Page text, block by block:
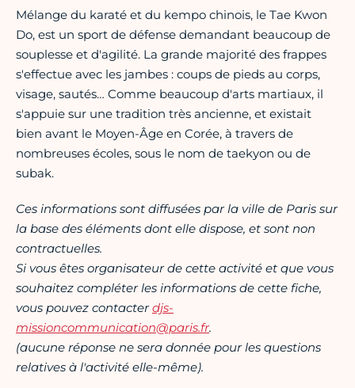
Mélange du karaté et du kempo chinois, le Tae Kwon
Do, est un sport de défense demandant beaucoup de
souplesse et d'agilité. La grande majorité des frappes
s'effectue avec les jambes : coups de pieds au corps,
visage, sautés… Comme beaucoup d'arts martiaux, il
s'appuie sur une tradition très ancienne, et existait
bien avant le Moyen-Âge en Corée, à travers de
nombreuses écoles, sous le nom de taekyon ou de
subak.
Ces informations sont diffusées par la ville de Paris sur
la base des éléments dont elle dispose, et sont non
contractuelles.
Si vous êtes organisateur de cette activité et que vous
souhaitez compléter les informations de cette fiche,
vous pouvez contacterdjs-
missioncommunication@paris.fr.
(aucune réponse ne sera donnée pour les questions
relatives à l'activité elle-même).